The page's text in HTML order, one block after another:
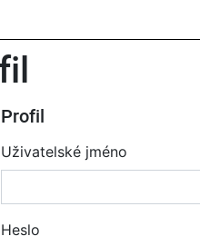
Profil
Uživatelské jméno
Heslo